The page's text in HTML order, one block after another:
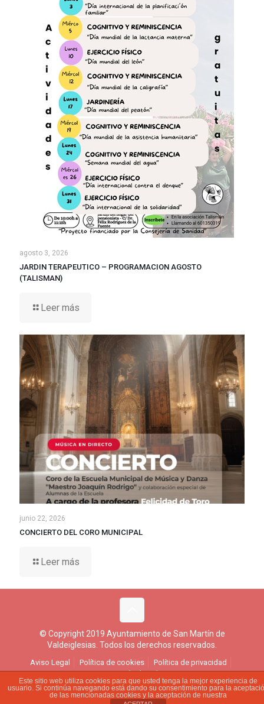
agosto 3, 2026
JARDIN TERAPEUTICO – PROGRAMACION AGOSTO
(TALISMAN)
Leer más
junio 22, 2026
CONCIERTO DEL CORO MUNICIPAL
Leer más
© Copyright 2019 Ayuntamiento de San Martín de
Valdeiglesias. Todos los derechos reservados.
Aviso Legal Política de cookies
Política de privacidad
Ejercicio de derechos
Este sitio web utiliza cookies para que usted tenga la mejor experiencia de
usuario. Si continúa navegando está dando su consentimiento para la
de las mencionadas cookies y la aceptación de nuestra